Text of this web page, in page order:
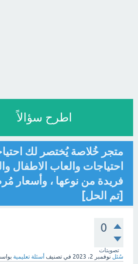
اطرح سؤالاً
متجر خُلاصة يُختصر لك
احتياجات والعاب الاطفال
فريدة من نوعها ، وأسعار
[تم الحل]
0
تصويتات
سُئل نوفمبر 2، 2023 في تصنيف أسئلة تعليمية